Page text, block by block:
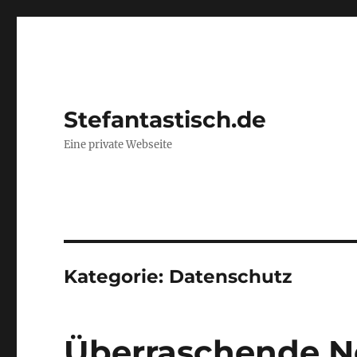
Stefantastisch.de
Eine private Webseite
Kategorie: Datenschutz